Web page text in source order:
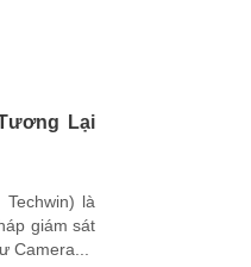
Lại
là
giám sát
Camera...